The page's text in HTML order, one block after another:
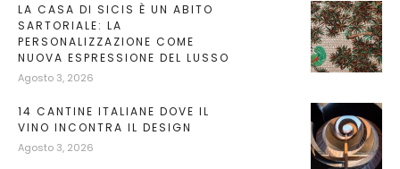
LA CASA DI SICIS È UN ABITO
SARTORIALE: LA
PERSONALIZZAZIONE COME
NUOVA ESPRESSIONE DEL LUSSO
Agosto 3, 2026
14 CANTINE ITALIANE DOVE IL
VINO INCONTRA IL DESIGN
Agosto 3, 2026